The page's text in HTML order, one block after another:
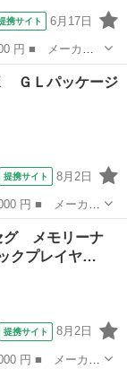
携サイト 6月17日
レード名：
ＶＴ 盗難防止
ＧＬパッケージ
提携サイト 8月2日
ード名： Ｄ
枚数： 5D ■ ...
グ メモリーナ
クプレイヤ…
提携サイト 8月2日